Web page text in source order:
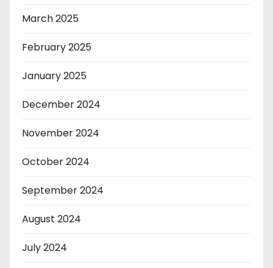
March 2025
February 2025
January 2025
December 2024
November 2024
October 2024
September 2024
August 2024
July 2024